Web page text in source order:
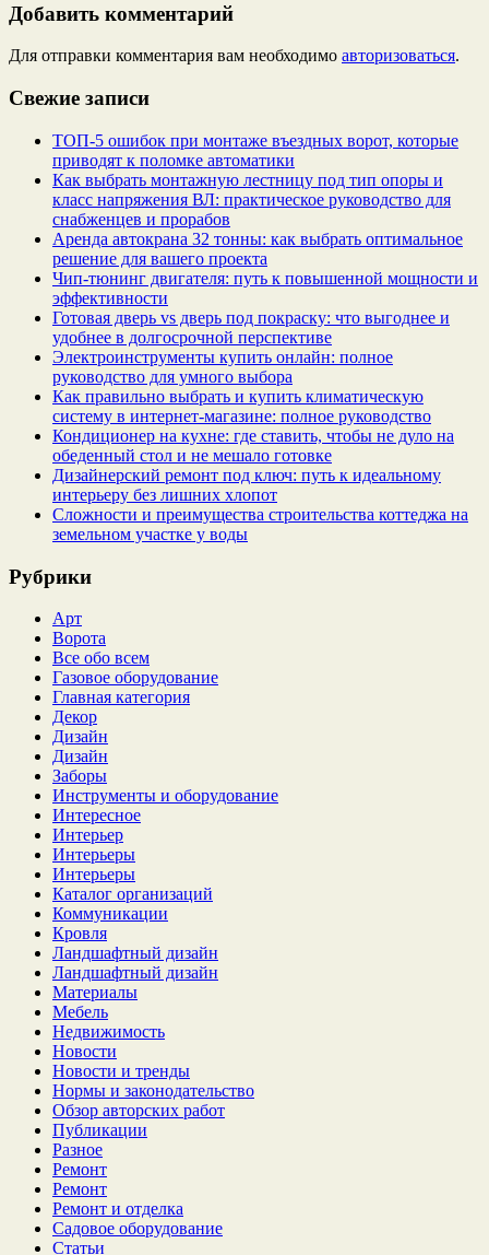
Добавить комментарий
Для отправки комментария вам необходимо авторизоваться.
Свежие записи
ТОП-5 ошибок при монтаже въездных ворот, которые
приводят к поломке автоматики
Как выбрать монтажную лестницу под тип опоры и
класс напряжения ВЛ: практическое руководство для
снабженцев и прорабов
Аренда автокрана 32 тонны: как выбрать оптимальное
решение для вашего проекта
Чип‑тюнинг двигателя: путь к повышенной мощности и
эффективности
Готовая дверь vs дверь под покраску: что выгоднее и
удобнее в долгосрочной перспективе
Электроинструменты купить онлайн: полное
руководство для умного выбора
Как правильно выбрать и купить климатическую
систему в интернет‑магазине: полное руководство
Кондиционер на кухне: где ставить, чтобы не дуло на
обеденный стол и не мешало готовке
Дизайнерский ремонт под ключ: путь к идеальному
интерьеру без лишних хлопот
Сложности и преимущества строительства коттеджа на
земельном участке у воды
Рубрики
Арт
Ворота
Все обо всем
Газовое оборудование
Главная категория
Декор
Дизайн
Дизайн
Заборы
Инструменты и оборудование
Интересное
Интерьер
Интерьеры
Интерьеры
Каталог организаций
Коммуникации
Кровля
Ландшафтный дизайн
Ландшафтный дизайн
Материалы
Мебель
Недвижимость
Новости
Новости и тренды
Нормы и законодательство
Обзор авторских работ
Публикации
Разное
Ремонт
Ремонт
Ремонт и отделка
Садовое оборудование
Статьи